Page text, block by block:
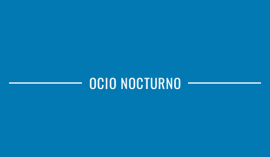
OCIO NOCTURNO